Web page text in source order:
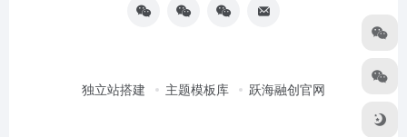
独立站搭建 主题模板库 跃海融创官网